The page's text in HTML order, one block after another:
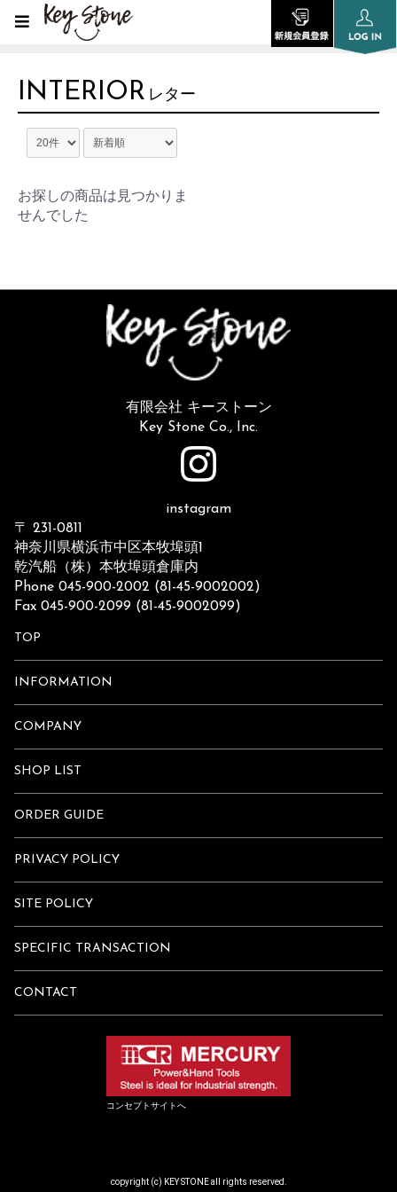
INTERIOR レター
お探しの商品は見つかりま
せんでした
有限会社 キーストーン
Key Stone Co., Inc.
instagram
〒 231-0811
神奈川県横浜市中区本牧埠頭1
乾汽船（株）本牧埠頭倉庫内
Phone 045-900-2002 (81-45-9002002)
Fax 045-900-2099 (81-45-9002099)
TOP
INFORMATION
COMPANY
SHOP LIST
ORDER GUIDE
PRIVACY POLICY
SITE POLICY
SPECIFIC TRANSACTION
CONTACT
コンセプトサイトへ
copyright (c) KEY STONE all rights reserved.